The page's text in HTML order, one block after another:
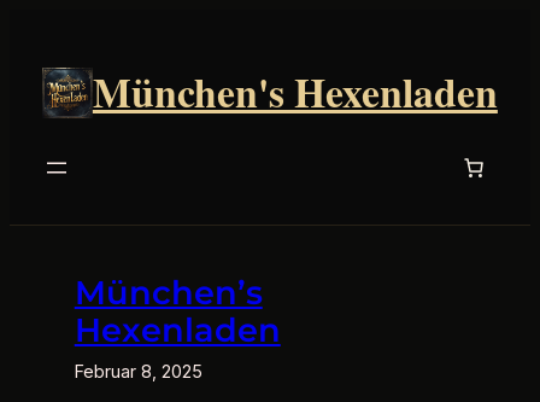
springen
München's Hexenladen
München’s
Hexenladen
Februar 8, 2025